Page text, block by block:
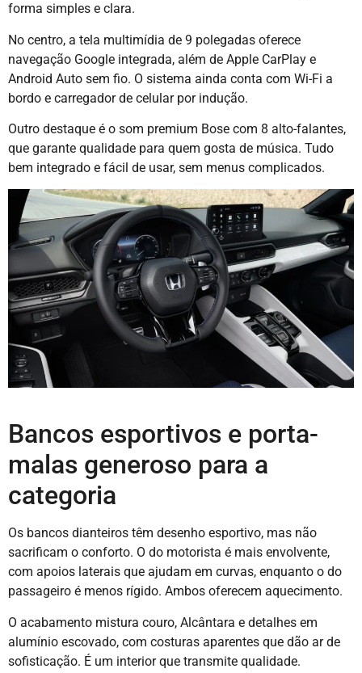
forma simples e clara.
No centro, a tela multimídia de 9 polegadas oferece
navegação Google integrada, além de Apple CarPlay e
Android Auto sem fio. O sistema ainda conta com Wi-Fi a
bordo e carregador de celular por indução.
Outro destaque é o som premium Bose com 8 alto-falantes,
que garante qualidade para quem gosta de música. Tudo
bem integrado e fácil de usar, sem menus complicados.
Bancos esportivos e porta-
malas generoso para a
categoria
Os bancos dianteiros têm desenho esportivo, mas não
sacrificam o conforto. O do motorista é mais envolvente,
com apoios laterais que ajudam em curvas, enquanto o do
passageiro é menos rígido. Ambos oferecem aquecimento.
O acabamento mistura couro, Alcântara e detalhes em
alumínio escovado, com costuras aparentes que dão ar de
sofisticação. É um interior que transmite qualidade.